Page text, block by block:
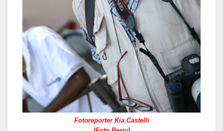
Fotoreporter Kia Castelli